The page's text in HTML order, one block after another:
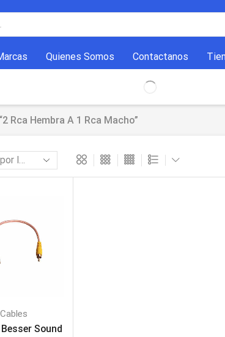
Quienes Somos Contactanos
Rca Hembra A 1 Rca Macho”
Cables
Sound